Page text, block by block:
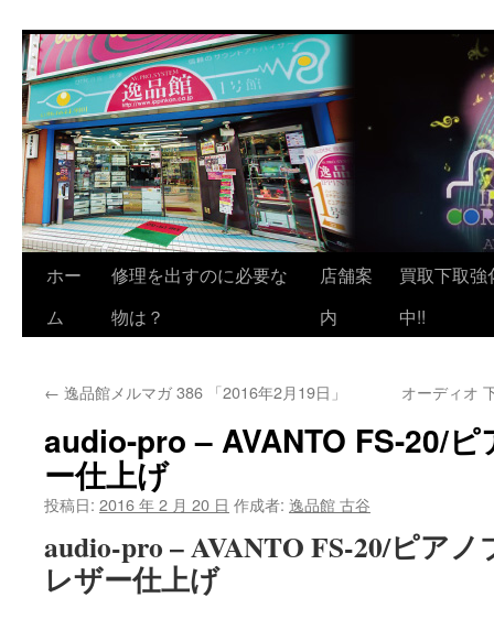
ホー
ム
修理を出すのに必要な
物は？
店舗案
内
買取下取強
中!!
← 逸品館メルマガ 386 「2016年2月19日」 オーディオ
audio-pro – AVANTO FS-20/
ー仕上げ
投稿日: 2016 年 2 月 20 日 作成者: 逸品館 古谷
audio-pro – AVANTO FS-20/ピア
レザー仕上げ